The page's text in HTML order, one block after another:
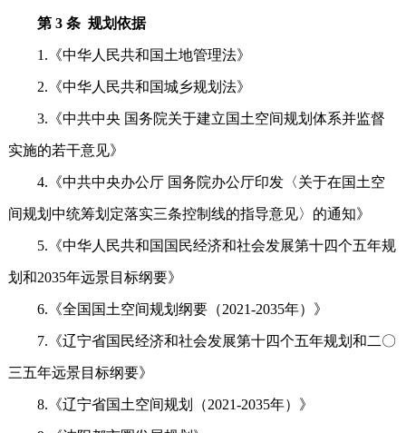
第 3 条 规划依据
1.《中华人民共和国土地管理法》
2.《中华人民共和国城乡规划法》
3.《中共中央 国务院关于建立国土空间规划体系并监督
实施的若干意见》
4.《中共中央办公厅 国务院办公厅印发〈关于在国土空
间规划中统筹划定落实三条控制线的指导意见〉的通知》
5.《中华人民共和国国民经济和社会发展第十四个五年规
划和2035年远景目标纲要》
6.《全国国土空间规划纲要（2021-2035年）》
7.《辽宁省国民经济和社会发展第十四个五年规划和二〇
三五年远景目标纲要》
8.《辽宁省国土空间规划（2021-2035年）》